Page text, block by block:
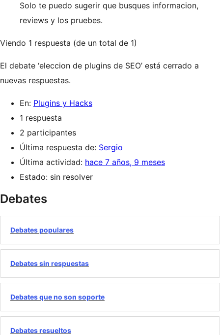
Solo te puedo sugerir que busques informacion,
reviews y los pruebes.
Viendo 1 respuesta (de un total de 1)
El debate ‘eleccion de plugins de SEO’ está cerrado a
nuevas respuestas.
En: Plugins y Hacks
1 respuesta
2 participantes
Última respuesta de: Sergio
Última actividad: hace 7 años, 9 meses
Estado: sin resolver
Debates
Debates populares
Debates sin respuestas
Debates que no son soporte
Debates resueltos